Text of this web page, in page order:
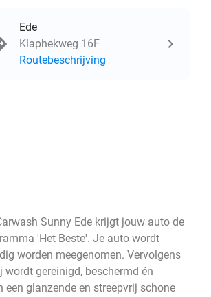
Ede
Klaphekweg 16F
Routebeschrijving
Sunny Ede krijgt jouw auto de
'Het Beste'. Je auto wordt
worden meegenomen. Vervolgens
gereinigd, beschermd én
glanzende en streepvrij schone